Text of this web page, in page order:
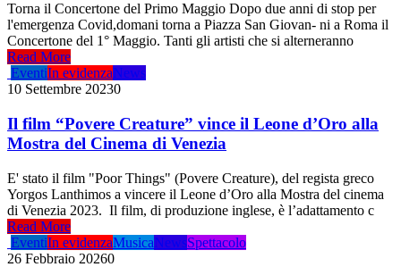
Torna il Concertone del Primo Maggio Dopo due anni di stop per
l'emergenza Covid,domani torna a Piazza San Giovan- ni a Roma il
Concertone del 1° Maggio. Tanti gli artisti che si alterneranno
Read More
EventiIn evidenzaNews
10 Settembre 20230
Il film “Povere Creature” vince il Leone d’Oro alla
Mostra del Cinema di Venezia
E' stato il film "Poor Things" (Povere Creature), del regista greco
Yorgos Lanthimos a vincere il Leone d’Oro alla Mostra del cinema
di Venezia 2023. Il film, di produzione inglese, è l’adattamento c
Read More
EventiIn evidenzaMusicaNewsSpettacolo
26 Febbraio 20260